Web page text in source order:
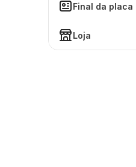
Final da placa
Loja